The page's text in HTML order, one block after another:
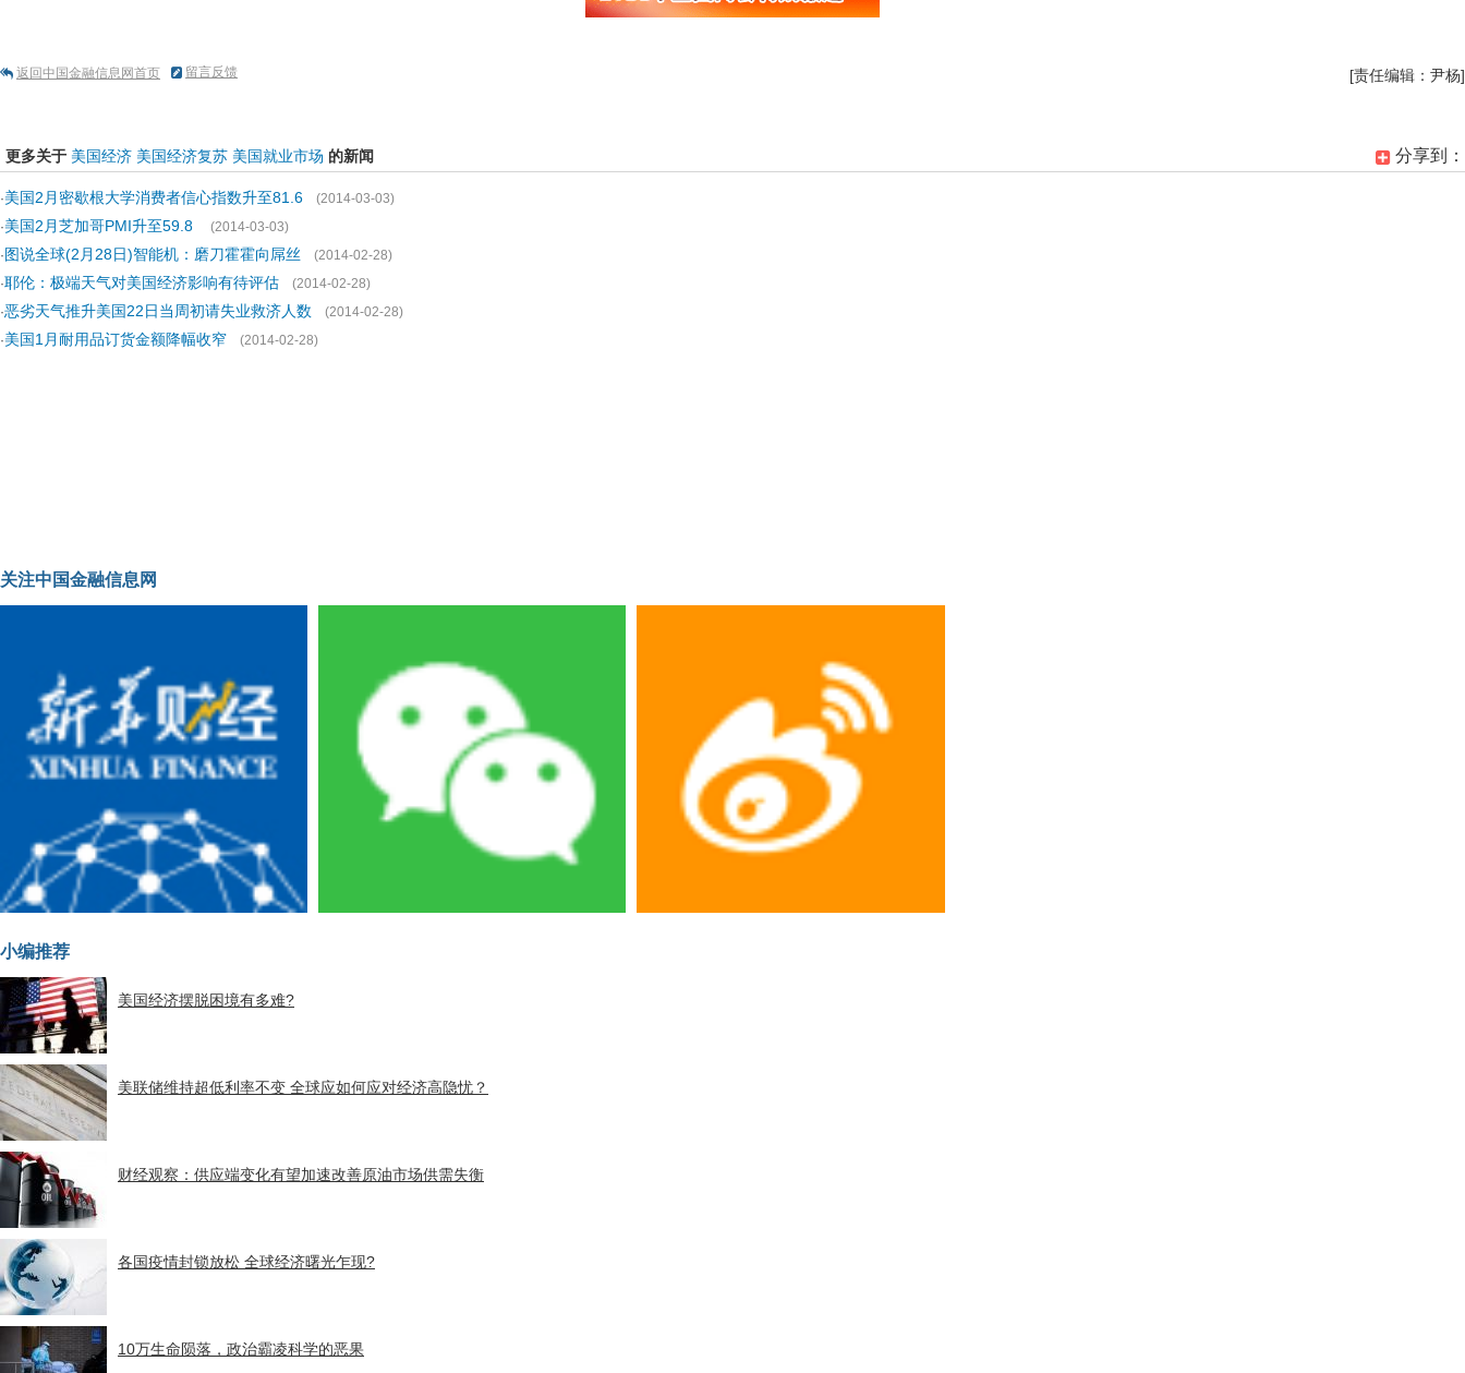
返回中国金融信息网首页 留言反馈 [责任编辑：尹杨]
更多关于 美国经济 美国经济复苏 美国就业市场 的新闻 分享到：
·美国2月密歇根大学消费者信心指数升至81.6
(2014-03-03)
·美国2月芝加哥PMI升至59.8
(2014-03-03)
·图说全球(2月28日)智能机：磨刀霍霍向屌丝
(2014-02-28)
·耶伦：极端天气对美国经济影响有待评估
(2014-02-28)
·恶劣天气推升美国22日当周初请失业救济人数
(2014-02-28)
·美国1月耐用品订货金额降幅收窄 (2014-02-28)
关注中国金融信息网
小编推荐
美国经济摆脱困境有多难?
美联储维持超低利率不变 全球应如何应对经济高隐忧？
财经观察：供应端变化有望加速改善原油市场供需失衡
各国疫情封锁放松 全球经济曙光乍现?
10万生命陨落，政治霸凌科学的恶果